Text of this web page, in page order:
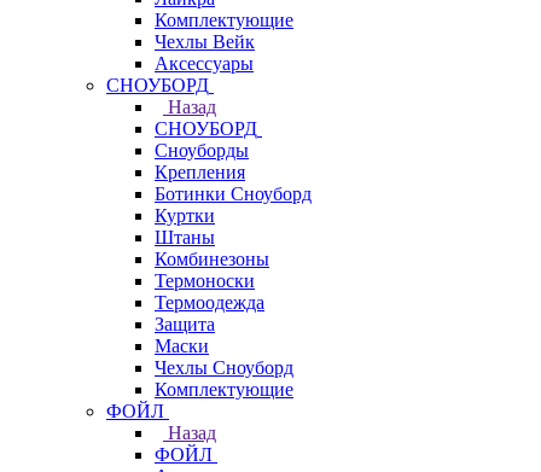
Комплектующие
Чехлы Вейк
Аксессуары
СНОУБОРД
Назад
СНОУБОРД
Сноуборды
Крепления
Ботинки Сноуборд
Куртки
Штаны
Комбинезоны
Термоноски
Термоодежда
Защита
Маски
Чехлы Сноуборд
Комплектующие
ФОЙЛ
Назад
ФОЙЛ